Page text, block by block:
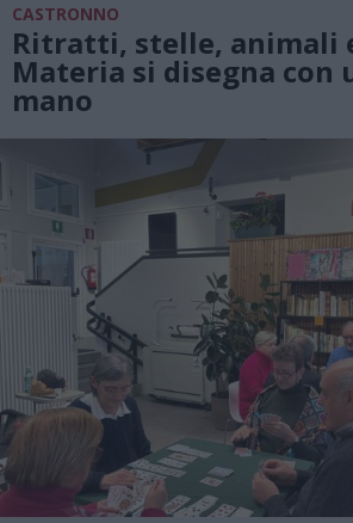
CASTRONNO
Ritratti, stelle, animali
Materia si disegna con
mano